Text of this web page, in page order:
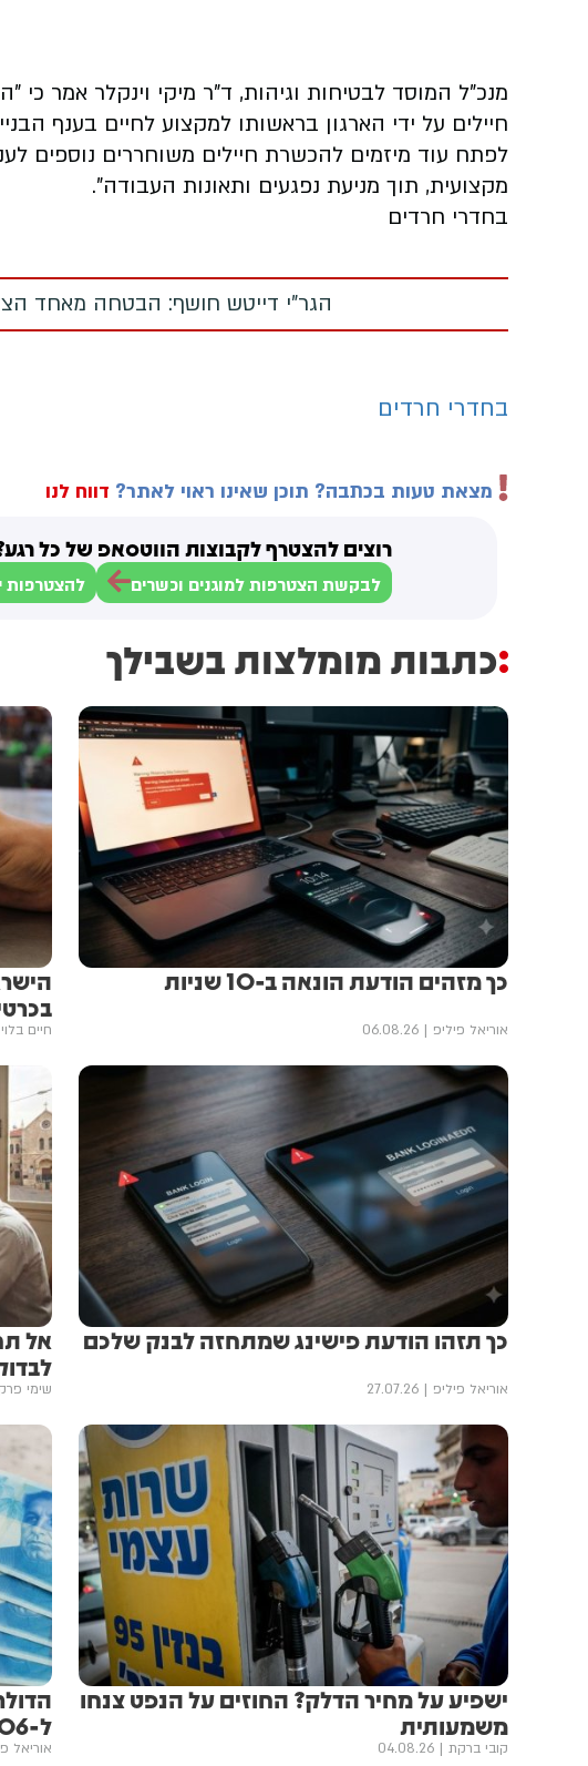
מנכ"ל המוסד לבטיחות וגיהות, ד"ר מיקי וינקלר אמר כי
חיילים על ידי הארגון בראשותו למקצוע לחיים בענף
לפתח עוד מיזמים להכשרת חיילים משוחררים נוספים
מקצועית, תוך מניעת נפגעים ותאונות העבודה".
בחדרי חרדים
הגר"י דייטש חושף: הבטחה מאחד
בחדרי חרדים
מצאת טעות בכתבה? תוכן שאינו ראוי לאתר? דווח לנו
רוצים להצטרף לקבוצות הווטסאפ של כל
לבקשת הצטרפות למוגנים וכשרים להצטרפות
כתבות מומלצות בשבילך
כך מזהים הודעת הונאה ב-10 שניות
אוריאל פיליפ 06.08.26 חיים בלוי
כך תזהו הודעת פישינג שמתחזה לבנק שלכם
אוריאל פיליפ 27.07.26
אל
שימי
ישפיע על מחיר הדלק? החוזים על הנפט צנחו
משמעותית
קובי ברקת 04.08.26
ל-3.06 שקלים
אוריאל